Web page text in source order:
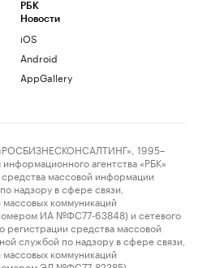
РБК
Новости
iOS
Android
AppGallery
1995–
агентства «РБК»
массовой информации
надзору в сфере связи,
коммуникаций
ИА №ФС77-63848) и сетевого
регистрации средства массовой
службой по надзору в сфере связи,
коммуникаций